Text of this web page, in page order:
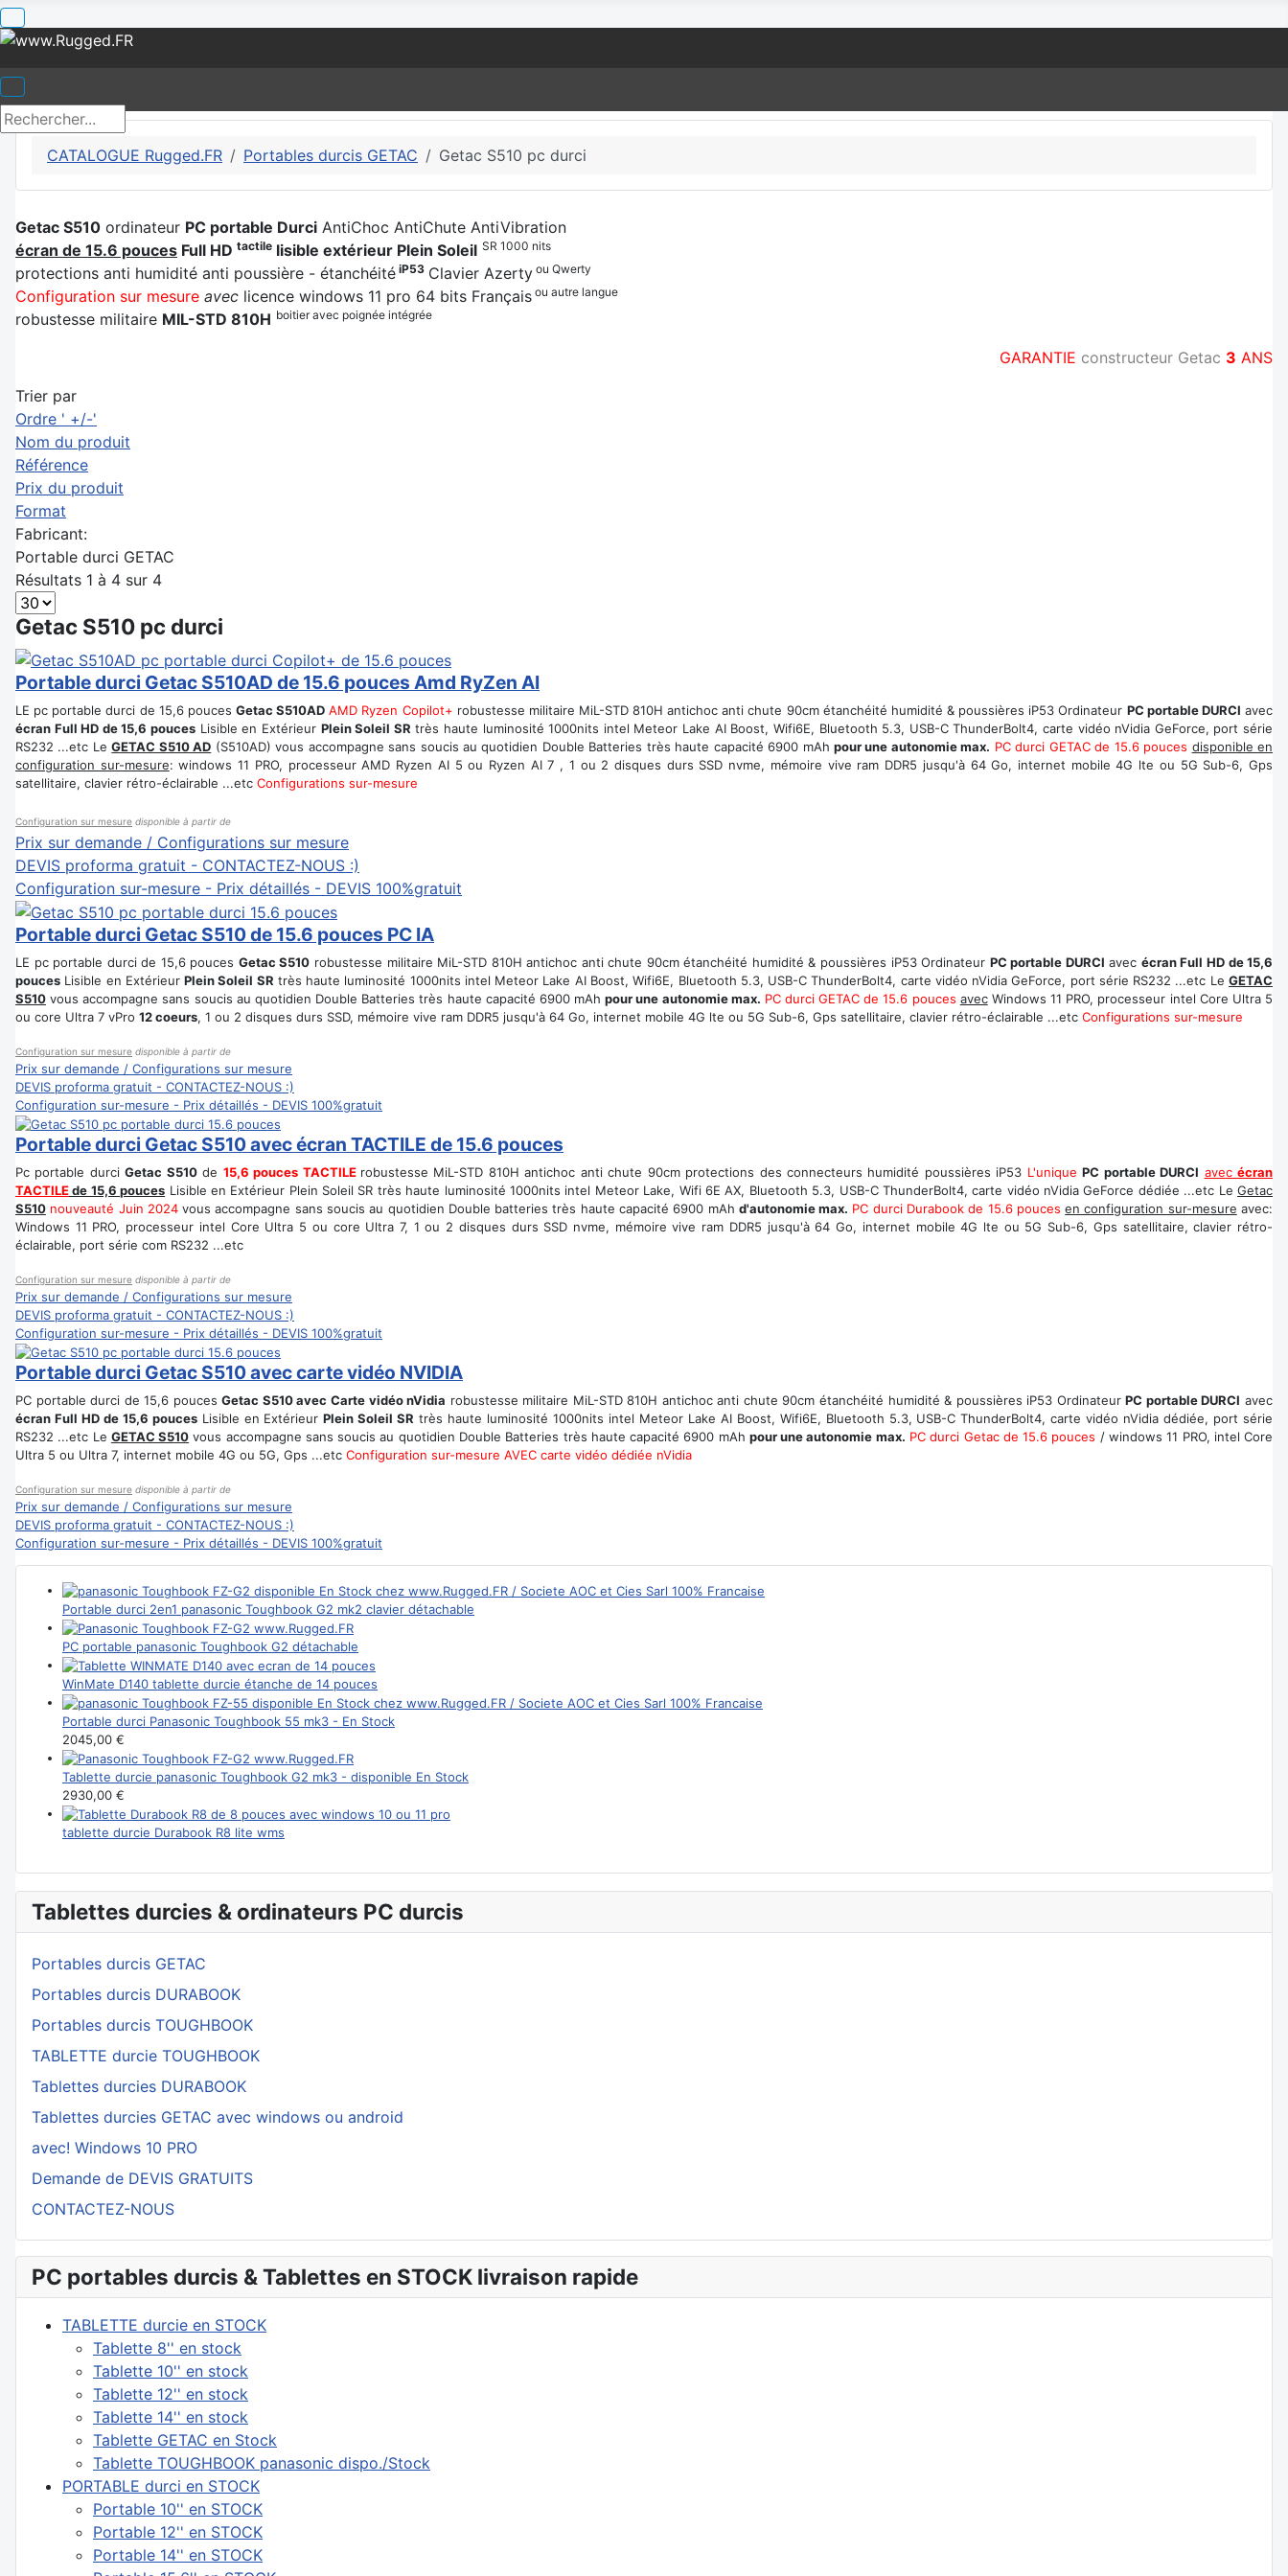
CATALOGUE Rugged.FR Portables durcis GETAC Getac S510 pc durci
Tablettes durcies & ordinateurs PC durcis
Portables durcis GETAC
Portables durcis DURABOOK
Portables durcis TOUGHBOOK
TABLETTE durcie TOUGHBOOK
Tablettes durcies DURABOOK
Tablettes durcies GETAC avec windows ou android
avec! Windows 10 PRO
Demande de DEVIS GRATUITS
CONTACTEZ-NOUS
PC portables durcis & Tablettes en STOCK livraison rapide
TABLETTE durcie en STOCK
Tablette 8'' en stock
Tablette 10'' en stock
Tablette 12'' en stock
Tablette 14'' en stock
Tablette GETAC en Stock
Tablette TOUGHBOOK panasonic dispo./Stock
PORTABLE durci en STOCK
Portable 10'' en STOCK
Portable 12'' en STOCK
Portable 14'' en STOCK
Getac S510 ordinateur PC portable Durci AntiChoc AntiChute AntiVibration
écran de 15.6 pouces Full HD tactile lisible extérieur Plein Soleil SR 1000 nits
protections anti humidité anti poussière - étanchéité iP53 Clavier Azerty ou Qwerty
Configuration sur mesure avec licence windows 11 pro 64 bits Français ou autre langue
robustesse militaire MIL-STD 810H boitier avec poignée intégrée
GARANTIE constructeur Getac 3 ANS
Trier par
Ordre ' +/-'
Nom du produit
Référence
Prix du produit
Format
Fabricant:
Portable durci GETAC
Résultats 1 à 4 sur 4
Getac S510 pc durci
Portable durci Getac S510AD de 15.6 pouces Amd RyZen AI
LE pc portable durci de 15,6 pouces Getac S510AD AMD Ryzen Copilot+ robustesse militaire MiL-STD 810H antichoc anti chute 90cm étanchéité humidité & poussières iP53 Ordinateur PC portable DURCI avec
écran Full HD de 15,6 pouces Lisible en Extérieur Plein Soleil SR très haute luminosité 1000nits intel Meteor Lake AI Boost, Wifi6E, Bluetooth 5.3, USB-C ThunderBolt4, carte vidéo nVidia GeForce, port série
RS232 ...etc LeGETAC S510 AD (S510AD) vous accompagne sans soucis au quotidien Double Batteries très haute capacité 6900 mAhpour une autonomie max. PC durci GETAC de 15.6 pouces disponible en
configuration sur-mesure: windows 11 PRO, processeur AMD Ryzen AI 5 ou Ryzen AI 7 , 1 ou 2 disques durs SSD nvme, mémoire vive ram DDR5 jusqu'à 64 Go, internet mobile 4G lte ou 5G Sub-6, Gps
satellitaire, clavier rétro-éclairable ...etc Configurations sur-mesure
Configuration sur mesure disponible à partir de
Prix sur demande / Configurations sur mesure
DEVIS proforma gratuit - CONTACTEZ-NOUS :)
Configuration sur-mesure - Prix détaillés - DEVIS 100%gratuit
Portable durci Getac S510 de 15.6 pouces PC IA
LE pc portable durci de 15,6 pouces Getac S510 robustesse militaire MiL-STD 810H antichoc anti chute 90cm étanchéité humidité & poussières iP53 Ordinateur PC portable DURCI avec écran Full HD de 15,6
pouces Lisible en ExtérieurPlein Soleil SR très haute luminosité 1000nits intel Meteor Lake AI Boost, Wifi6E, Bluetooth 5.3, USB-C ThunderBolt4, carte vidéo nVidia GeForce, port série RS232 ...etc LeGETAC
S510 vous accompagne sans soucis au quotidien Double Batteries très haute capacité 6900 mAhpour une autonomie max. PC durci GETAC de 15.6 pouces avecWindows 11 PRO, processeur intel Core Ultra 5
ou core Ultra 7 vPro 12 coeurs, 1 ou 2 disques durs SSD, mémoire vive ram DDR5 jusqu'à 64 Go, internet mobile 4G lte ou 5G Sub-6, Gps satellitaire, clavier rétro-éclairable ...etc Configurations sur-mesure
Configuration sur mesure disponible à partir de
Prix sur demande / Configurations sur mesure
DEVIS proforma gratuit - CONTACTEZ-NOUS :)
Configuration sur-mesure - Prix détaillés - DEVIS 100%gratuit
Portable durci Getac S510 avec écran TACTILE de 15.6 pouces
Pc portable durciGetac S510de 15,6 pouces TACTILE robustesse MiL-STD 810H antichoc anti chute 90cm protections des connecteurs humidité poussières iP53 L'unique PC portable DURCI avecécran
TACTILEde 15,6 pouces Lisible en Extérieur Plein Soleil SR très haute luminosité 1000nits intel Meteor Lake, Wifi 6E AX, Bluetooth 5.3, USB-C ThunderBolt4, carte vidéo nVidia GeForce dédiée ...etc LeGetac
S510 nouveauté Juin 2024vous accompagne sans soucis au quotidien Double batteries très haute capacité 6900 mAh d'autonomie max. PC durci Durabook de 15.6 poucesen configuration sur-mesure avec:
Windows 11 PRO, processeur intel Core Ultra 5 ou core Ultra 7, 1 ou 2 disques durs SSD nvme, mémoire vive ram DDR5 jusqu'à 64 Go, internet mobile 4G lte ou 5G Sub-6, Gps satellitaire, clavier rétro-
éclairable, port série com RS232 ...etc
Configuration sur mesure disponible à partir de
Prix sur demande / Configurations sur mesure
DEVIS proforma gratuit - CONTACTEZ-NOUS :)
Configuration sur-mesure - Prix détaillés - DEVIS 100%gratuit
Portable durci Getac S510 avec carte vidéo NVIDIA
PC portable durci de 15,6 poucesGetac S510 avec Carte vidéo nVidia robustesse militaire MiL-STD 810H antichoc anti chute 90cm étanchéité humidité & poussières iP53 OrdinateurPC portable DURCI avec
écran Full HD de 15,6 poucesLisible en ExtérieurPlein Soleil SR très haute luminosité 1000nits intel Meteor Lake AI Boost, Wifi6E, Bluetooth 5.3, USB-C ThunderBolt4, carte vidéo nVidia dédiée, port série
RS232 ...etc Le GETAC S510 vous accompagne sans soucis au quotidien Double Batteries très haute capacité 6900 mAh pour une autonomie max. PC durci Getac de 15.6 pouces / windows 11 PRO, intel Core
Ultra 5 ou Ultra 7, internet mobile 4G ou 5G, Gps ...etc Configuration sur-mesure AVEC carte vidéo dédiée nVidia
Configuration sur mesure disponible à partir de
Prix sur demande / Configurations sur mesure
DEVIS proforma gratuit - CONTACTEZ-NOUS :)
Configuration sur-mesure - Prix détaillés - DEVIS 100%gratuit
Portable durci 2en1 panasonic Toughbook G2 mk2 clavier détachable
PC portable panasonic Toughbook G2 détachable
WinMate D140 tablette durcie étanche de 14 pouces
Portable durci Panasonic Toughbook 55 mk3 - En Stock
2045,00 €
Tablette durcie panasonic Toughbook G2 mk3 - disponible En Stock
2930,00 €
tablette durcie Durabook R8 lite wms